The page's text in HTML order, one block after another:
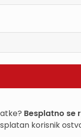
Besplatno se
korisnik